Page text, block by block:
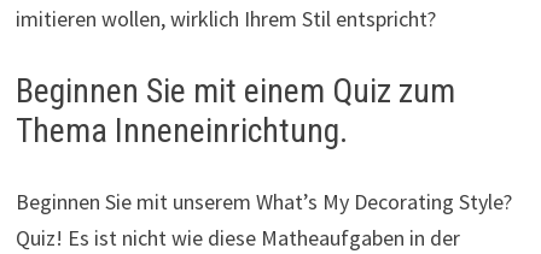
imitieren wollen, wirklich Ihrem Stil entspricht?
Beginnen Sie mit einem Quiz zum
Thema Inneneinrichtung.
Beginnen Sie mit unserem What’s My Decorating Style?
Quiz! Es ist nicht wie diese Matheaufgaben in der